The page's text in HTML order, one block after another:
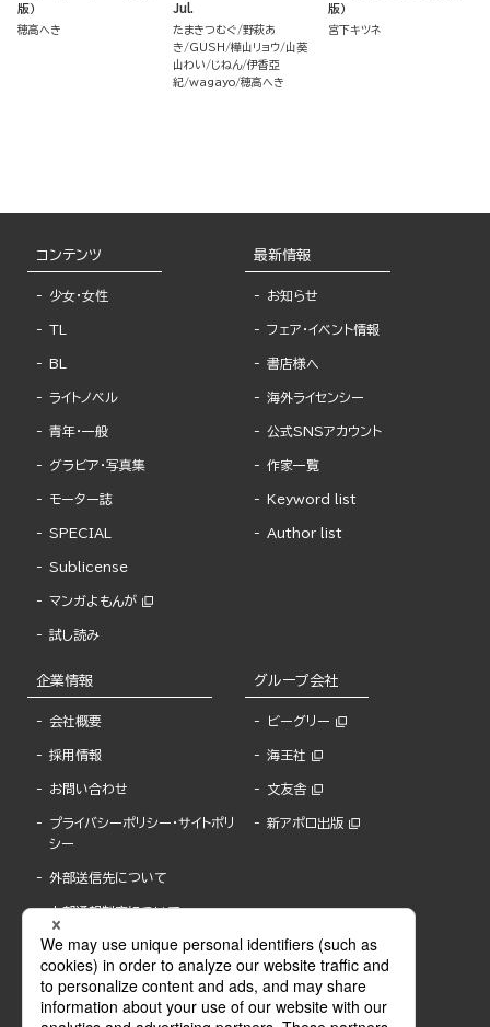
版）
穂高へき
Jul.
たまきつむぐ 野萩あ
き
GUSH 樺山リョウ 山葵
山わい
じねん 伊香亞
紀 wagayo 穂高へき
版）
宮下キツネ
コンテンツ
少女・女性
TL
BL
ライトノベル
青年・一般
グラビア・写真集
モーター誌
SPECIAL
Sublicense
マンガよもんが
試し読み
最新情報
お知らせ
フェア・イベント情報
書店様へ
海外ライセンシー
公式SNSアカウント
作家一覧
Keyword list
Author list
企業情報
会社概要
採用情報
お問い合わせ
プライバシーポリシー・サイトポリ
シー
外部送信先について
内部通報制度について
グループ会社
ビーグリー
海王社
文友舎
新アポロ出版